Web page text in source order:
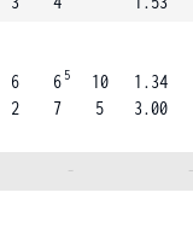
6
2
6 5
7
10
5
1.34
3.00
-